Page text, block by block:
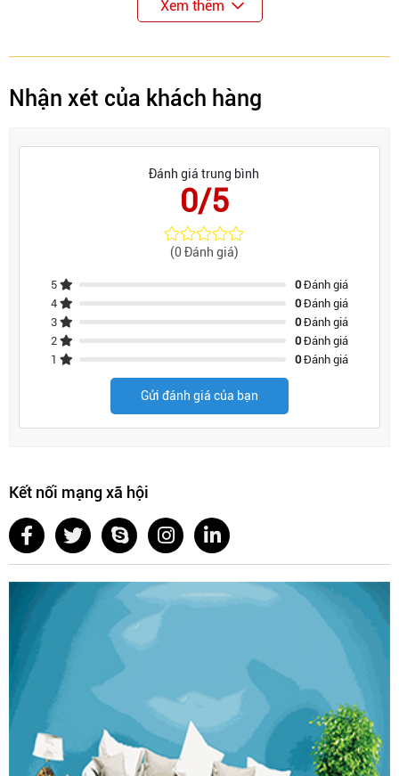
Xem thêm
Nhận xét của khách hàng
Đánh giá trung bình
0/5
(0 Đánh giá)
5 0Đánh giá
4
0Đánh giá
3
0Đánh giá
2
0Đánh giá
1
0Đánh giá
Gửi đánh giá của bạn
Kết nối mạng xã hội